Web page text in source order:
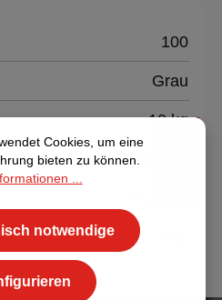
100
Grau
10 kg
37,5x50 cm
Cookies, um eine
bieten zu können.
...
notwendige